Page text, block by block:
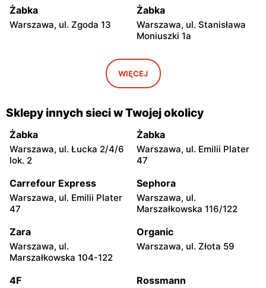
Żabka
Warszawa, ul. Zgoda 13
Żabka
Warszawa, ul. Stanisława
Moniuszki 1a
Świętokrzyska 0 Stacja
Żabka
Warszawa, ul. Grzybowska
5
Żabka
Łódź, ul. Żurawia 14
Żabka
Warszawa, ul. Żurawia 18
Żabka Żabka
104
Żabka
2
Żabka
Żabka
Chałubińskiego 8
Żabka
WIĘCEJ
Sklepy innych sieci w Twojej okolicy
Żabka
Warszawa, ul. Łucka 2/4/6
lok. 2
Żabka
Warszawa, ul. Emilii Plater
47
Carrefour Express
Warszawa, ul. Emilii Plater
47
Sephora
Warszawa, ul.
Marszałkowska 116/122
Zara
Warszawa, ul.
Marszałkowska 104-122
Organic
Warszawa, ul. Złota 59
4F Rossmann